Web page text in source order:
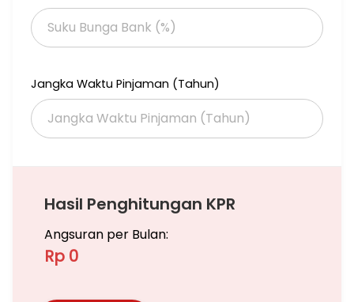
Jangka Waktu Pinjaman (Tahun)
Hasil Penghitungan KPR
Angsuran per Bulan:
Rp 0